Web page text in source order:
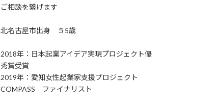
ご相談を繋げます
北名古屋市出身 ５5歳
2018年：日本起業アイデア実現プロジェクト優
秀賞受賞
2019年：愛知女性起業家支援プロジェクト
COMPASS ファイナリスト